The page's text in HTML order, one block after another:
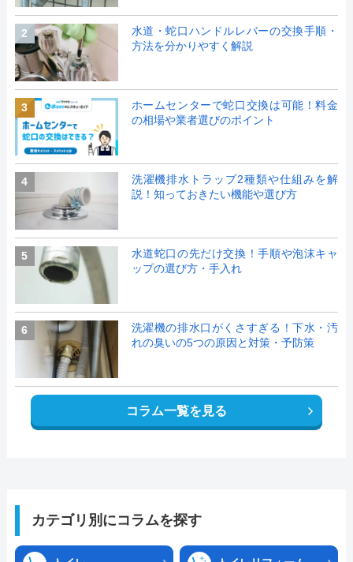
2
水道・蛇口ハンドルレバーの交換手順・
方法を分かりやすく解説
3
ホームセンターで蛇口交換は可能！料金
の相場や業者選びのポイント
4
洗濯機排水トラップ2種類や仕組みを解
説！知っておきたい機能や選び方
5
水道蛇口の先だけ交換！手順や泡沫キャ
ップの選び方・手入れ
6
洗濯機の排水口がくさすぎる！下水・汚
れの臭いの5つの原因と対策・予防策
コラム一覧を見る
カテゴリ別にコラムを探す